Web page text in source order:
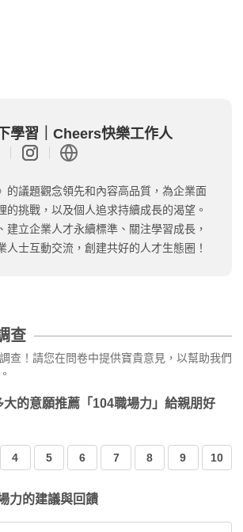
學習｜Cheers快樂工作人
的議題觀念領先和內容高品質，為企業面
的挑戰，以及個人追求持續成長的渴望。
建立企業人才永續標準、關注學習成長，
人士互動交流，創建共好的人才生態圈！
查
查！請您在問卷中提供寶貴意見，以幫助我們
的意願推薦「104職場力」給親朋好
4 5 6 7 8 9 10
力的建議與回饋